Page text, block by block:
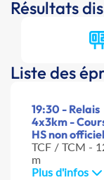
Résultats
Liste des
19:30 - Relais
4x3km -
HS non
TCF / TCM -
m
Plus d'infos